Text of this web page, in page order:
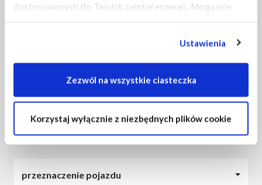
dostosowanych do Twoich zainteresowań. Mogą one
internetowych i mogą być wykorzystywane przez takie
strony trzecie również do ich celów. Kliknij "Ustawienia",
aby uzyskać szczegółowe informacje o tym, jakie pliki
wykorzystywane.
Jeśli akceptujesz wszystkie opcjonalne pliki cookie,
kliknij na "Zezwól na wszystkie ciasteczka".
typy opcjonalnych plików cookie może używać ta strona,
Ustawienia
Zezwól na wszystkie ciasteczka
Korzystaj wyłącznie z niezbędnych plików cookie
X-WAY
2. WYBIERZ ZABUDOWĘ:
przeznaczenie pojazdu